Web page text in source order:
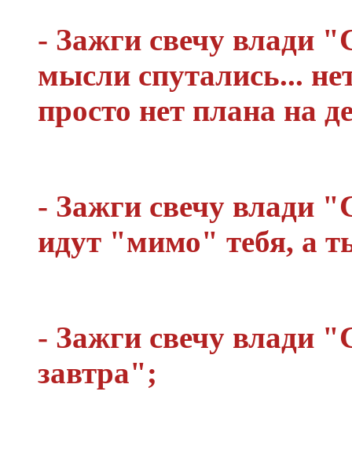
- Зажги свечу влади
мысли спутались...
просто нет плана на
- Зажги свечу влади
идут "мимо" тебя, а
- Зажги свечу влади
завтра";